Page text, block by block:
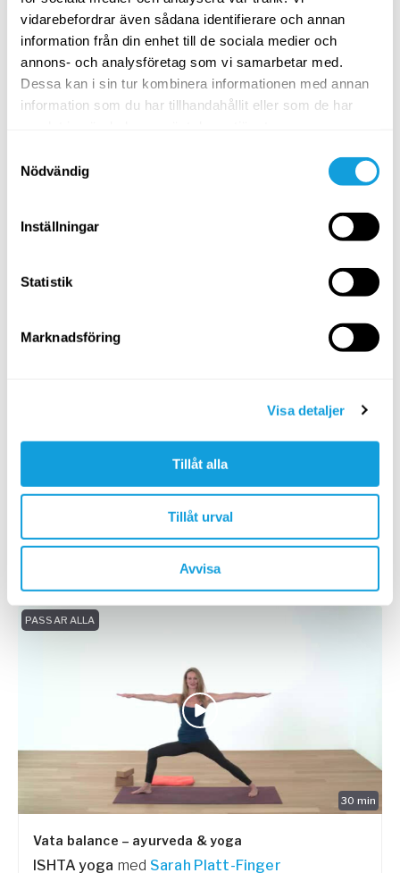
vidarebefordrar även sådana identifierare och annan
information från din enhet till de sociala medier och
annons- och analysföretag som vi samarbetar med.
Dessa kan i sin tur kombinera informationen med annan
information som du har tillhandahållit eller som de har
Nödvändig
Inställningar
Statistik
Marknadsföring
Visa detaljer
Tillåt alla
Tillåt urval
Avvisa
30
ISHTA yoga
depressed with this kapha reducing sequence.
PASSAR ALLA
Pitta balance – ayurveda & yoga
Sarah Platt-Finger
Relax yourself and cool down when you feel angry or
warm with this pitta reducing ayurvedic sequence.
30 min
PASSAR ALLA
Vata balance – ayurveda & yoga
ISHTA yoga med Sarah Platt-Finger